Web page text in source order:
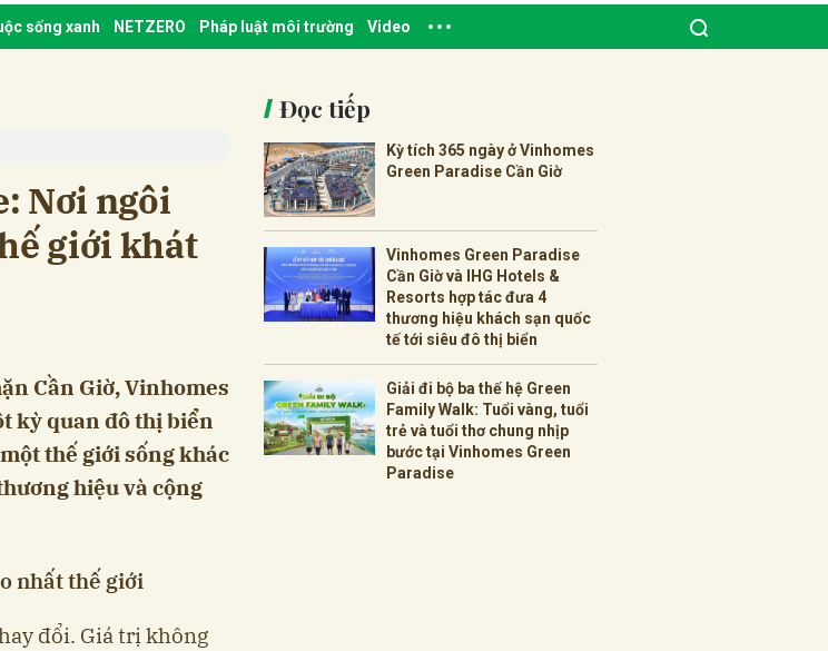
sống xanh NETZERO Pháp luật môi trường Video
Nơi ngôi
giới khát
Cần Giờ, Vinhomes
kỳ quan đô thị biển
thế giới sống khác
hiệu và cộng
nhất thế giới
đổi. Giá trị không
Đọc tiếp
Kỳ tích 365 ngày ở Vinhomes
Green Paradise Cần Giờ
Vinhomes Green Paradise
Cần Giờ và IHG Hotels &
Resorts hợp tác đưa 4
thương hiệu khách sạn quốc
tế tới siêu đô thị biển
Giải đi bộ ba thế hệ Green
Family Walk: Tuổi vàng, tuổi
trẻ và tuổi thơ chung nhịp
bước tại Vinhomes Green
Paradise